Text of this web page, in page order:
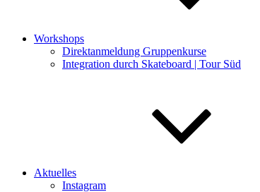
Workshops
Direktanmeldung Gruppenkurse
Integration durch Skateboard | Tour Süd
Aktuelles
Instagram